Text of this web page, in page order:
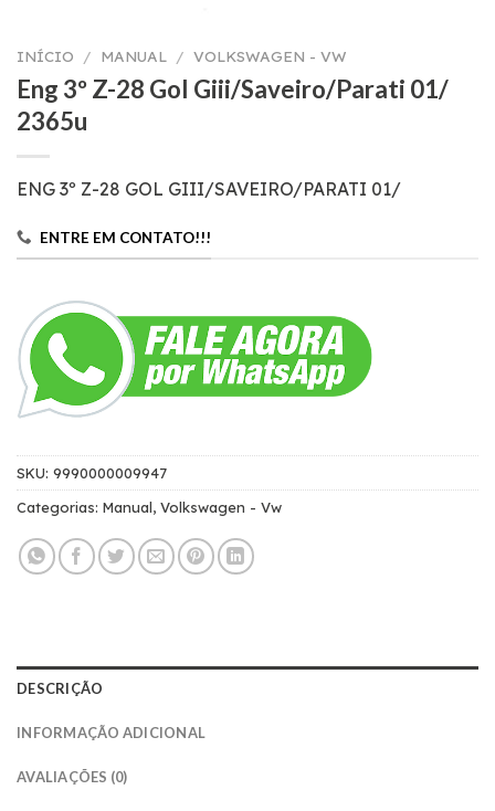
INÍCIO / MANUAL / VOLKSWAGEN - VW
Eng 3º Z-28 Gol Giii/Saveiro/Parati 01/
2365u
ENG 3º Z-28 GOL GIII/SAVEIRO/PARATI 01/
ENTRE EM CONTATO!!!
SKU: 9990000009947
Categorias: Manual, Volkswagen - Vw
DESCRIÇÃO
INFORMAÇÃO ADICIONAL
AVALIAÇÕES (0)